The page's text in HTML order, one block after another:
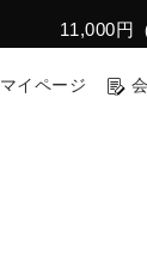
11,000円
マイページ